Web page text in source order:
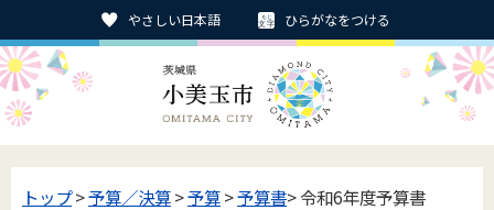
やさしい日本語 ひらがなをつける
トップ>予算／決算>予算>予算書> 令和6年度予算書